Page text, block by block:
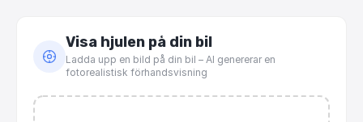
Visa hjulen på din bil
Ladda upp en bild på din bil – AI genererar en
fotorealistisk förhandsvisning